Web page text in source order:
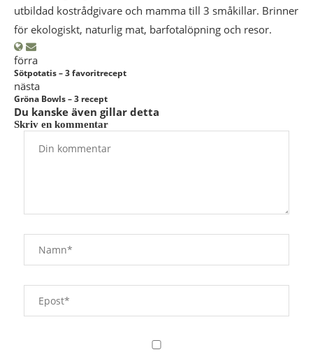
utbildad kostrådgivare och mamma till 3 småkillar. Brinner
för ekologiskt, naturlig mat, barfotalöpning och resor.
förra
Sötpotatis – 3 favoritrecept
nästa
Gröna Bowls – 3 recept
Du kanske även gillar detta
Skriv en kommentar